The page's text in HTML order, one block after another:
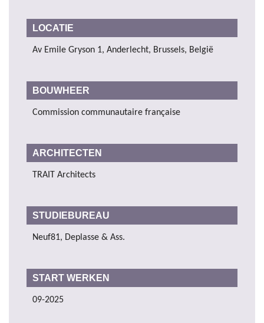
LOCATIE
Av Emile Gryson 1, Anderlecht, Brussels, België
BOUWHEER
Commission communautaire française
ARCHITECTEN
TRAIT Architects
STUDIEBUREAU
Neuf81, Deplasse & Ass.
START WERKEN
09-2025